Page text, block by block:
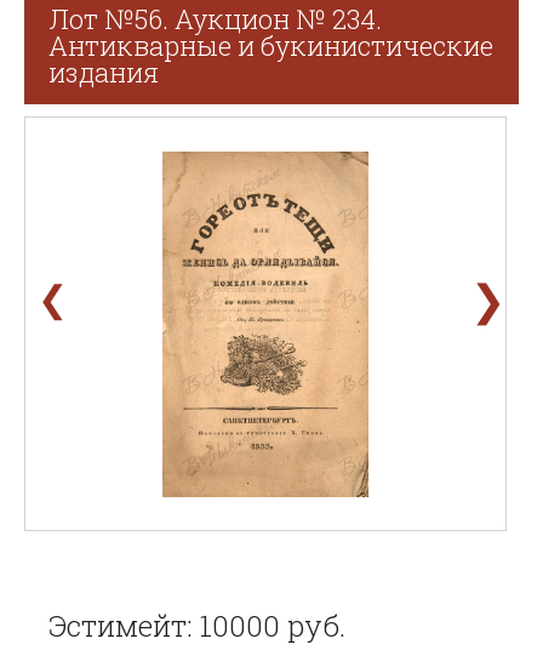
Лот №56. Аукцион № 234.
Антикварные и букинистические
издания
❮ ❯
Эстимейт: 10000 руб.